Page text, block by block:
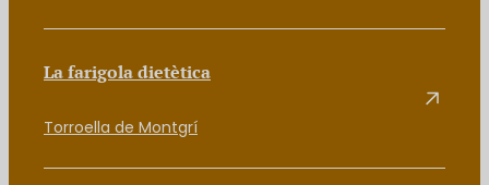
La farigola dietètica
Torroella de Montgrí